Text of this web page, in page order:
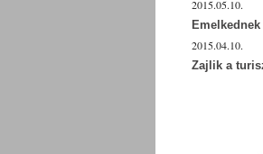
2015.05.10.
2015.04.10.
Zajlik a